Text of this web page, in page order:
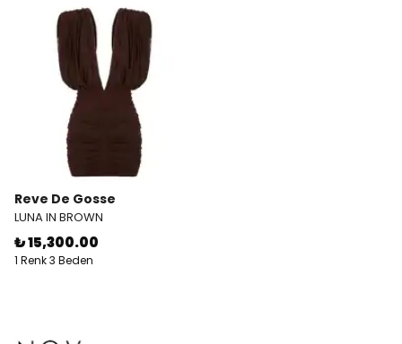
Reve De Gosse
LUNA IN BROWN
₺ 15,300.00
1 Renk 3 Beden